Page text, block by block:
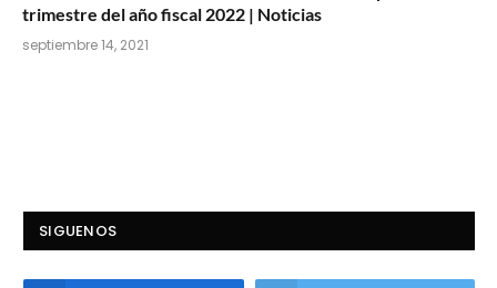
trimestre del año fiscal 2022 | Noticias
septiembre 14, 2021
SIGUENOS